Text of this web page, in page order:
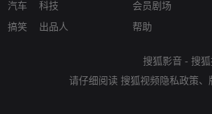
汽车
搞笑
科技
出品人
会员剧场
帮助
搜狐影音 - 搜
请仔细阅读 搜狐视频隐私政策、